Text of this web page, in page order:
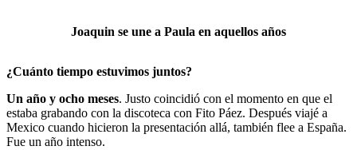
Joaquin se une a Paula en aquellos años
¿Cuánto tiempo estuvimos juntos?
Un año y ocho meses. Justo coincidió con el momento en que el
estaba grabando con la discoteca con Fito Páez. Después viajé a
Mexico cuando hicieron la presentación allá, también flee a España.
Fue un año intenso.